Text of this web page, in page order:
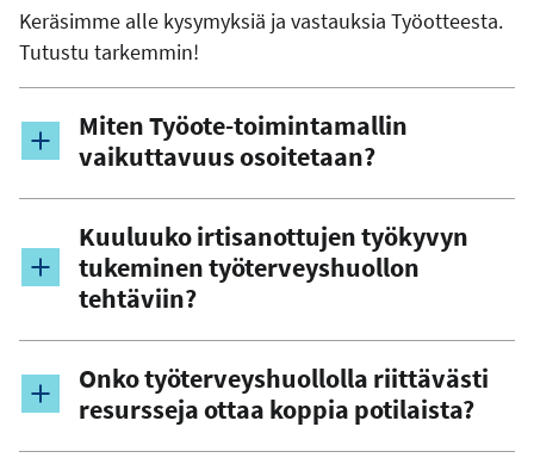
Keräsimme alle kysymyksiä ja vastauksia Työotteesta.
Tutustu tarkemmin!
Miten Työote-toimintamallin
vaikuttavuus osoitetaan?
Kuuluuko irtisanottujen työkyvyn
tukeminen työterveyshuollon
tehtäviin?
Onko työterveyshuollolla riittävästi
resursseja ottaa koppia potilaista?